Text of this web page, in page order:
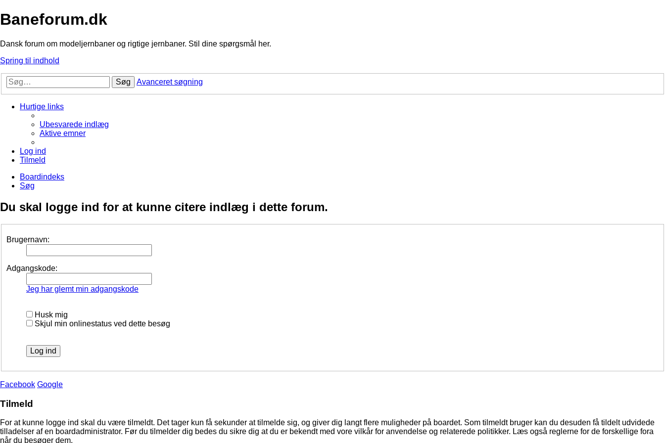
Baneforum.dk
Dansk forum om modeljernbaner og rigtige jernbaner. Stil dine spørgsmål her.
Spring til indhold
Søg Avanceret søgning
Hurtige links
Ubesvarede indlæg
Aktive emner
Log ind
Tilmeld
Boardindeks
Søg
Du skal logge ind for at kunne citere indlæg i dette forum.
Brugernavn:
Adgangskode:
Jeg har glemt min adgangskode
Husk mig
Skjul min onlinestatus ved dette besøg
Facebook Google
Tilmeld
For at kunne logge ind skal du være tilmeldt. Det tager kun få sekunder at tilmelde sig, og giver dig langt flere muligheder på boardet. Som tilmeldt bruger kan du desuden få tildelt udvidede
tilladelser af en boardadministrator. Før du tilmelder dig bedes du sikre dig at du er bekendt med vore vilkår for anvendelse og relaterede politikker. Læs også reglerne for de forskellige fora
når du besøger dem.